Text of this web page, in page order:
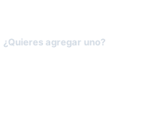
¿Quieres agregar uno?